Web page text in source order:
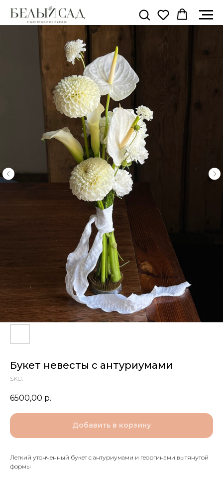
Букет невесты с антуриумами
SKU:
6500,00 р.
Добавить в корзину
Легкий утонченный букет с антуриумами и георгинами вытянутой
формы